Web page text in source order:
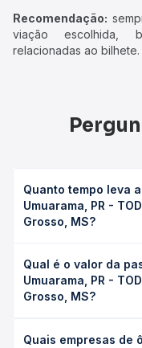
Recomendação:
viação escolhida,
relacionadas ao bilhete.
Quanto tempo leva
Umuarama, PR -
Grosso, MS?
Verde de Mato
podendo variar
(convencional,
Qual é o valor da
Umuarama, PR -
Grosso, MS?
TODOS para Rio
Quais empresas de